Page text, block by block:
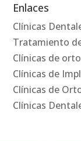
Enlaces
Clínicas
Tratamiento
Clínicas de
Clínicas de
Clínicas de
Clínicas